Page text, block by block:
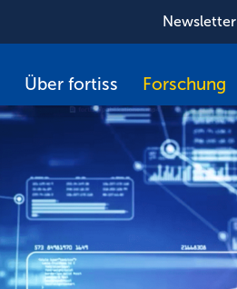
Newsletter
Über fortiss Forschung